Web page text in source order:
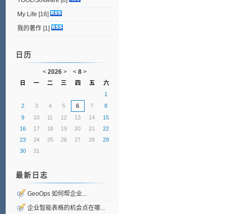
My Life [16]
我的著作[1]
日历
< 2026 > < 8 >
日 一 二 三 四 五
六
1
2
3 4 5 6 7
8
9
10 11 12 13 14
15
16
17 18 19 20 21
22
23
24 25 26 27 28
29
30
31
最新日志
GeoOps 如何帮企业...
企业智能表格的机会点在哪...